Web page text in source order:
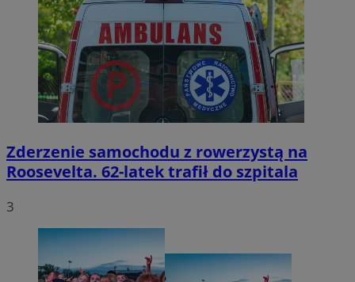
Zderzenie samochodu z rowerzystą na
Roosevelta. 62-latek trafił do szpitala
3